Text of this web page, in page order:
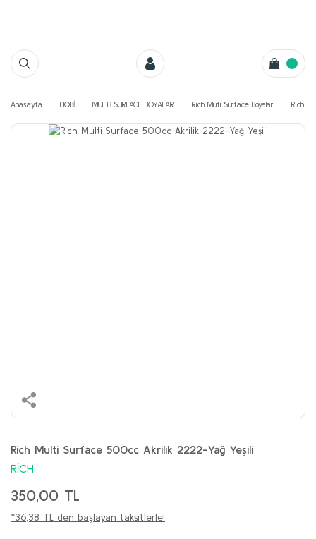
Anasayfa HOBİ MULTİ SURFACE BOYALAR Rich Multi Surface Boyalar Rich
Rich Multi Surface 500cc Akrilik 2222-Yağ Yeşili
RİCH
350,00 TL
*36,38 TL den başlayan taksitlerle!